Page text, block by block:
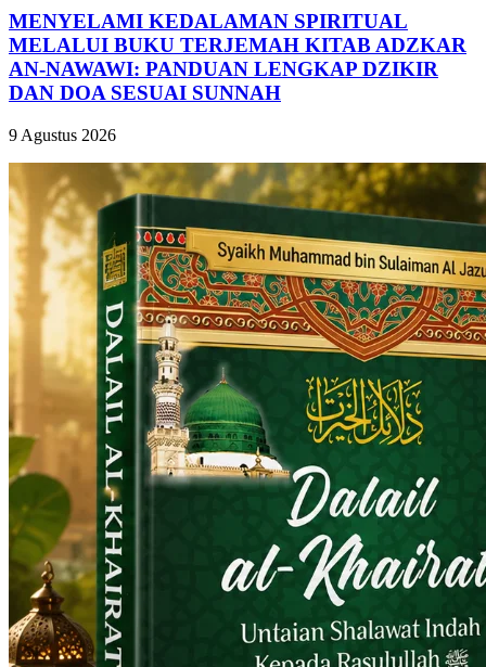
MENYELAMI KEDALAMAN SPIRITUAL
MELALUI BUKU TERJEMAH KITAB ADZKAR
AN-NAWAWI: PANDUAN LENGKAP DZIKIR
DAN DOA SESUAI SUNNAH
9 Agustus 2026